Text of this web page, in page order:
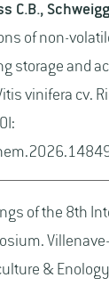
C.B.,
of non-
storage and
vinifera cv.
of the 8th
Villenave-
& Enology